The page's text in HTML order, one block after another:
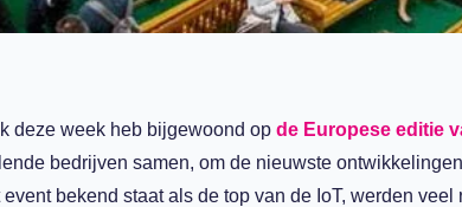
deze week heb bijgewoond op de Europese editie
bedrijven samen, om de nieuwste
bekend staat als de top van de IoT, werden veel